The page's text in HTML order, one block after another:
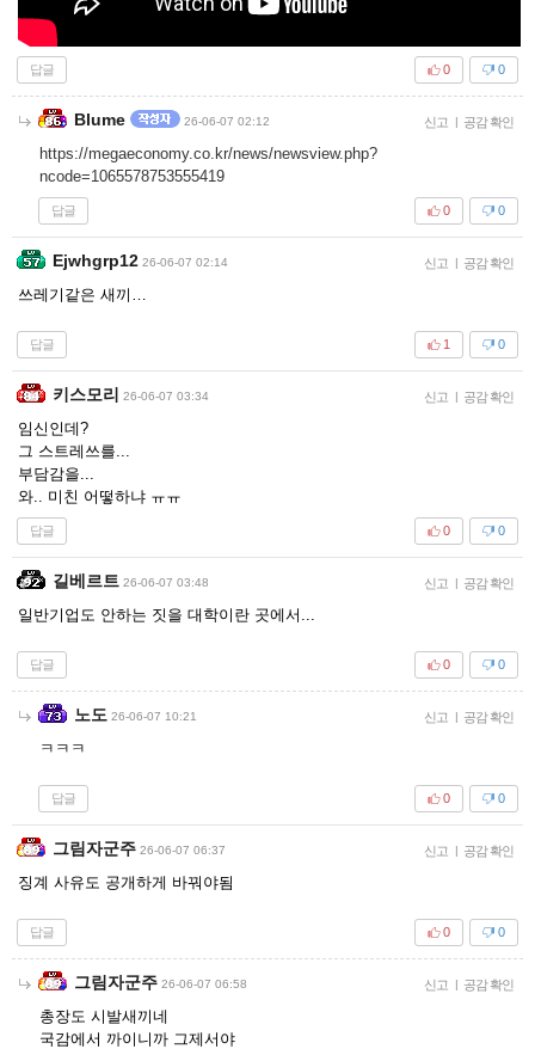
답글 0
0
Blume 26-06-07 02:12 신고 | 공감 확인
https://megaeconomy.co.kr/news/newsview.php?
ncode=1065578753555419
답글 0
0
Ejwhgrp12 26-06-07 02:14 신고 | 공감 확인
쓰레기같은 새끼…
답글 0
1
키스모리 26-06-07 03:34 신고 | 공감 확인
임신인데?
그 스트레쓰를...
부담감을...
와.. 미친 어떻하냐 ㅠㅠ
답글 0
0
길베르트 26-06-07 03:48 신고 | 공감 확인
일반기업도 안하는 짓을 대학이란 곳에서...
답글 0
0
노도 26-06-07 10:21 신고 | 공감 확인
ㅋㅋㅋ
답글 0
0
그림자군주 26-06-07 06:37 신고 | 공감 확인
징계 사유도 공개하게 바꿔야됨
답글 0
0
그림자군주 26-06-07 06:58 신고 | 공감 확인
총장도 시발새끼네
국감에서 까이니까 그제서야